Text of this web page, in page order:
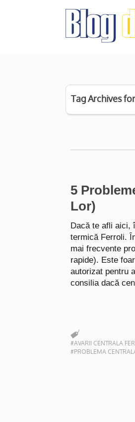
Tag Archives
5
Lor)
Dacă te afli aici,
termică Ferroli.
mai frecvente
rapide). Este
autorizat pentru
consilia dacă
#AVARII CENTRALA
#PROBLEMA